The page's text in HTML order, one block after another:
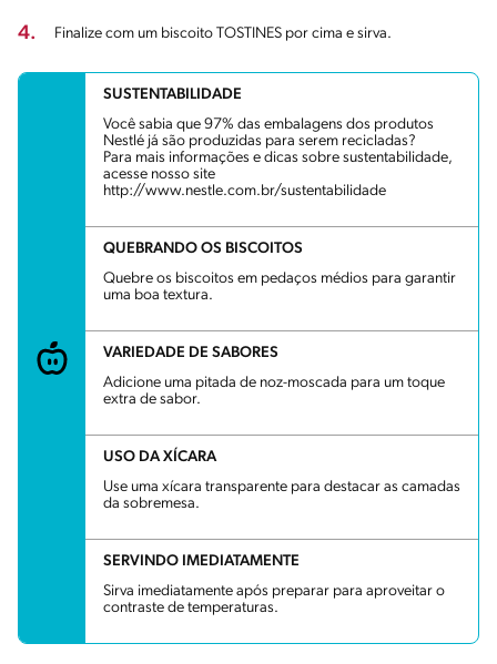
4. Finalize com um biscoito TOSTINES por cima e sirva.
SUSTENTABILIDADE
Você sabia que 97% das embalagens dos produtos
Nestlé já são produzidas para serem recicladas?
Para mais informações e dicas sobre sustentabilidade,
acesse nosso site
http://www.nestle.com.br/sustentabilidade
QUEBRANDO OS BISCOITOS
Quebre os biscoitos em pedaços médios para garantir
uma boa textura.
VARIEDADE DE SABORES
Adicione uma pitada de noz-moscada para um toque
extra de sabor.
USO DA XÍCARA
Use uma xícara transparente para destacar as camadas
da sobremesa.
SERVINDO IMEDIATAMENTE
Sirva imediatamente após preparar para aproveitar o
contraste de temperaturas.